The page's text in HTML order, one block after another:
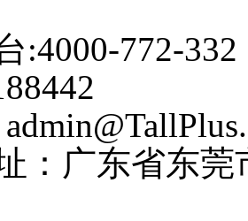
:4000-772-
：广东省东